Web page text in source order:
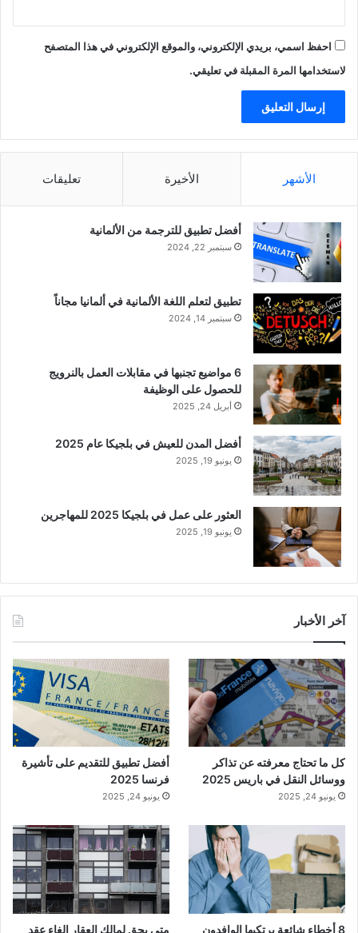
احفظ اسمي، بريدي الإلكتروني، والموقع الإلكتروني في هذا المتصفح
لاستخدامها المرة المقبلة في تعليقي.
الأشهر الأخيرة تعليقات
أفضل تطبيق للترجمة من الألمانية
سبتمبر 22, 2024
تطبيق لتعلم اللغة الألمانية في ألمانيا مجاناً
سبتمبر 14, 2024
6 مواضيع تجنبها في مقابلات العمل بالنرويج
للحصول على الوظيفة
أبريل 24, 2025
أفضل المدن للعيش في بلجيكا عام 2025
يونيو 19, 2025
العثور على عمل في بلجيكا 2025 للمهاجرين
يونيو 19, 2025
آخر الأخبار
كل ما تحتاج معرفته عن تذاكر
ووسائل النقل في باريس 2025
يونيو 24, 2025
أفضل تطبيق للتقديم على تأشيرة
فرنسا 2025
يونيو 24, 2025
8 أخطاء شائعة يرتكبها الوافدون متى يحق لمالك العقار إلغاء عقد